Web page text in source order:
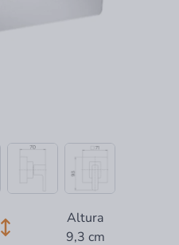
Altura
9,3 cm